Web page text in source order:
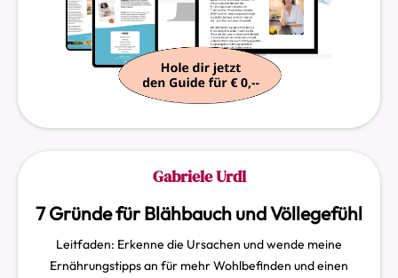
Gabriele Urdl
7 Gründe für Blähbauch und Völlegefühl
Leitfaden: Erkenne die Ursachen und wende meine
Ernährungstipps an für mehr Wohlbefinden und einen